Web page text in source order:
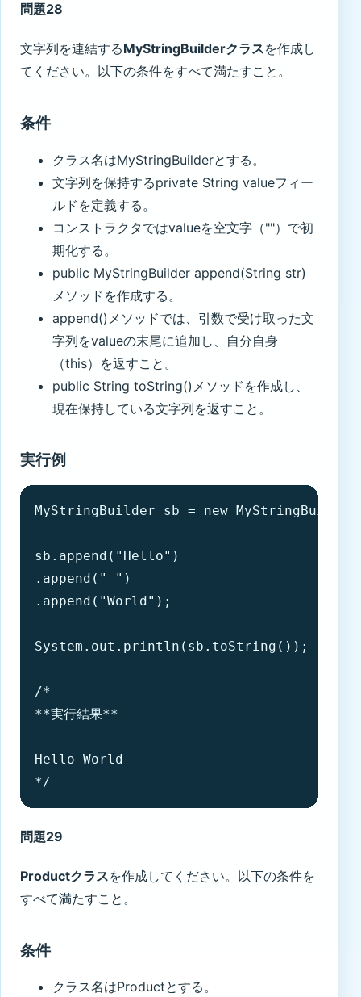
問題28
文字列を連結するMyStringBuilderクラスを作成し
てください。以下の条件をすべて満たすこと。
条件
クラス名はMyStringBuilderとする。
文字列を保持するprivate String valueフィー
ルドを定義する。
コンストラクタではvalueを空文字（""）で初
期化する。
public MyStringBuilder append(String str)
メソッドを作成する。
append()メソッドでは、引数で受け取った文
字列をvalueの末尾に追加し、自分自身
（this）を返すこと。
public String toString()メソッドを作成し、
現在保持している文字列を返すこと。
実行例
MyStringBuilder sb = new
sb.append("Hello")
.append(" ")
.append("World");
System.out.println(sb.toString());
/*
**実行結果**
Hello World
*/
問題29
Productクラスを作成してください。以下の条件を
すべて満たすこと。
条件
クラス名はProductとする。